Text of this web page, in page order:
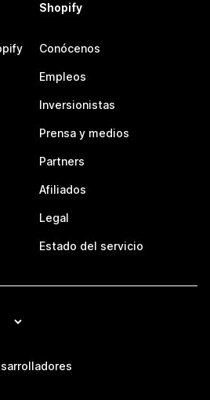
Shopify
Conócenos
Empleos
Inversionistas
Prensa y medios
Partners
Afiliados
Legal
Estado del servicio